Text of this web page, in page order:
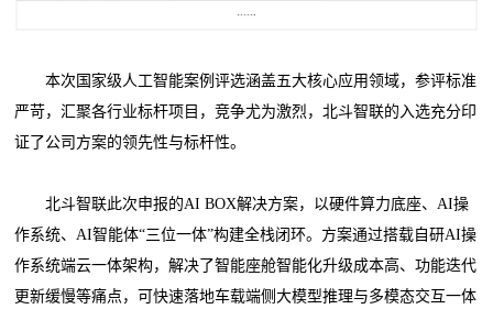
本次国家级人工智能案例评选涵盖五大核心应用领域，参评标准
严苛，汇聚各行业标杆项目，竞争尤为激烈，北斗智联的入选充分印
证了公司方案的领先性与标杆性。
北斗智联此次申报的AI BOX解决方案，以硬件算力底座、AI操
作系统、AI智能体“三位一体”构建全栈闭环。方案通过搭载自研AI操
作系统端云一体架构，解决了智能座舱智能化升级成本高、功能迭代
更新缓慢等痛点，可快速落地车载端侧大模型推理与多模态交互一体